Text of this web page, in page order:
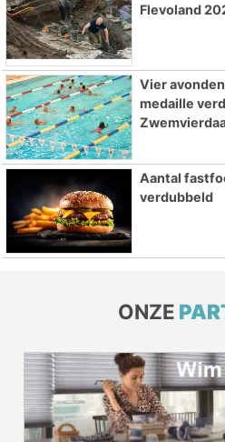
Flevoland
Vier
medaille
Aantal
verdubbeld
ONZE